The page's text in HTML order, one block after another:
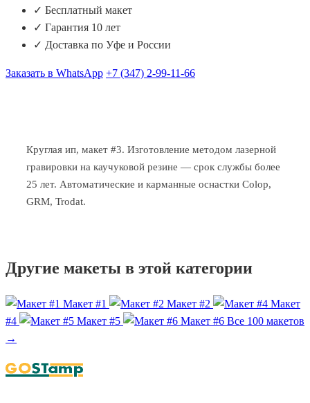
✓ Бесплатный макет
✓ Гарантия 10 лет
✓ Доставка по Уфе и России
Заказать в WhatsApp +7 (347) 2-99-11-66
Круглая ип, макет #3. Изготовление методом лазерной
гравировки на каучуковой резине — срок службы более
25 лет. Автоматические и карманные оснастки Colop,
GRM, Trodat.
Другие макеты в этой категории
Макет #1 Макет #2
Макет
#4
Макет #5 Макет #6 Все 100 макетов
→